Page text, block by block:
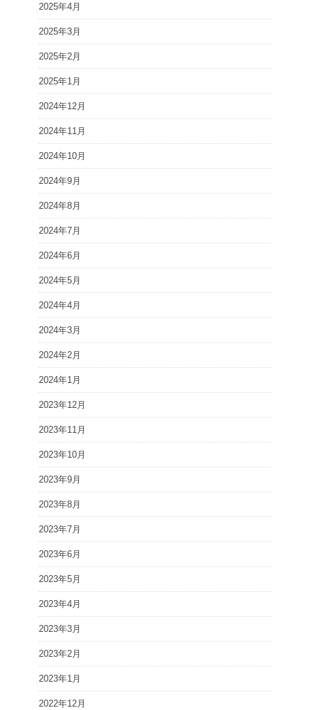
2025年4月
2025年3月
2025年2月
2025年1月
2024年12月
2024年11月
2024年10月
2024年9月
2024年8月
2024年7月
2024年6月
2024年5月
2024年4月
2024年3月
2024年2月
2024年1月
2023年12月
2023年11月
2023年10月
2023年9月
2023年8月
2023年7月
2023年6月
2023年5月
2023年4月
2023年3月
2023年2月
2023年1月
2022年12月